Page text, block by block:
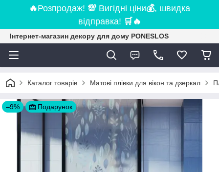
🔥Розпродаж! 💯 Вигідні ціни💰, швидка
відправка! 🛒 🔥
Інтернет-магазин декору для дому PONESLOS
Каталог товарів Матові плівки для вікон та дзеркал
–9% Подарунок